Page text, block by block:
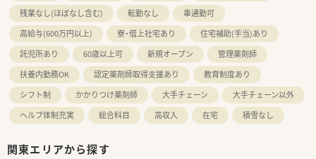
残業なし(ほぼなし含む)
転勤なし
車通勤可
高給与(600万円以上)
寮・借上社宅あり
住宅補助(手当)あり
託児所あり
60歳以上可 新規オープン
管理薬剤師
扶養内勤務OK
認定薬剤師取得支援あり
教育制度あり
シフト制
かかりつけ薬剤師 大手チェーン
大手チェーン以外
ヘルプ体制充実
総合科目 高収入 在宅 積雪なし
関東エリアから探す